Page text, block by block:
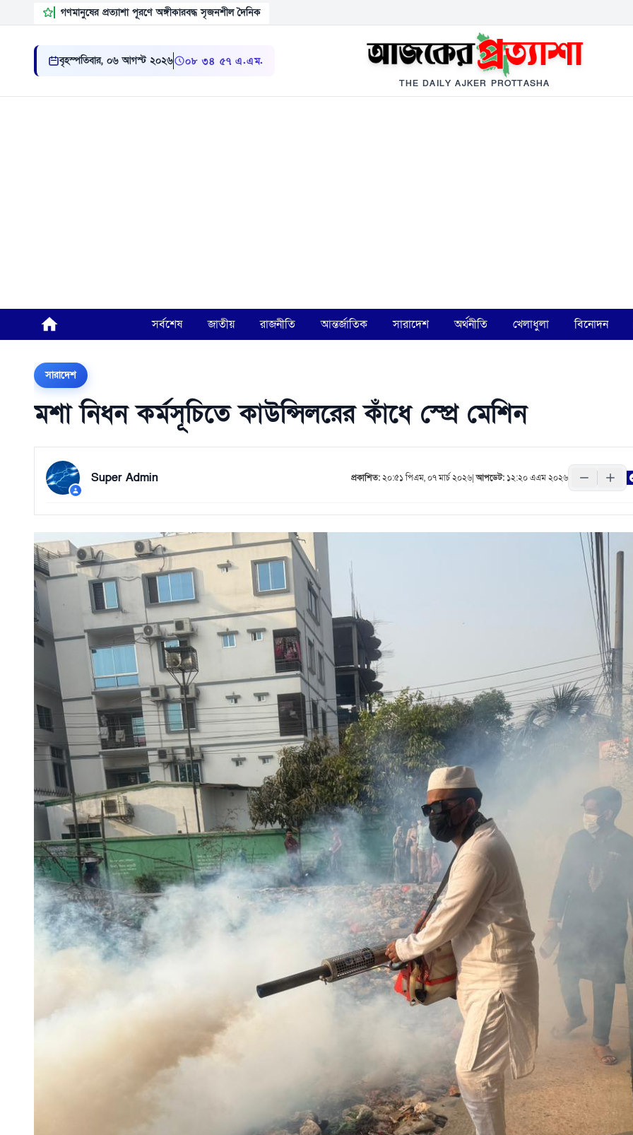
গণমানুষের প্রত্যাশা পূরণে অঙ্গীকারবদ্ধ সৃজনশীল দৈনিক
বৃহস্পতিবার, ০৬ আগস্ট ২০২৬ ০৮:৩৪:৫৮ এ.এম.
THE DAILY AJKER PROTTASHA
সর্বশেষ জাতীয় রাজনীতি আন্তর্জাতিক সারাদেশ অর্থনীতি খেলাধুলা বিনোদন
সারাদেশ
মশা নিধন কর্মসূচিতে কাউন্সিলরের কাঁধে স্প্রে মেশিন
Super Admin প্রকাশিত:২০:৫১ পিএম, ০৭ মার্চ ২০২৬|আপডেট: ১২:২০ এএম ২০২৬